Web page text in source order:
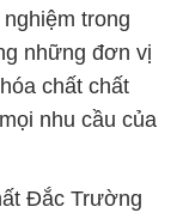
trong
những đơn vị
chất chất
nhu cầu của
Đắc Trường